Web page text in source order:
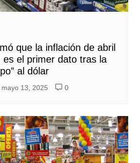
que la inflación de abril
es el primer dato tras la
al dólar
mayo 13, 2025 0